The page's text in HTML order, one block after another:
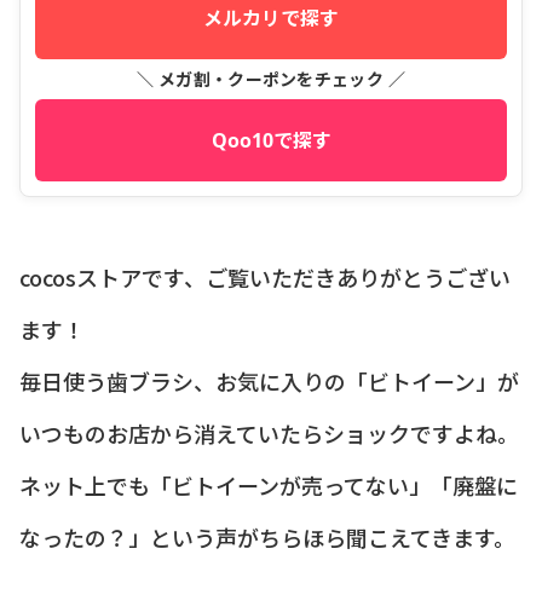
メルカリで探す
＼ メガ割・クーポンをチェック ／
Qoo10で探す
cocosストアです、ご覧いただきありがとうござい
ます！
毎日使う歯ブラシ、お気に入りの「ビトイーン」が
いつものお店から消えていたらショックですよね。
ネット上でも「ビトイーンが売ってない」「廃盤に
なったの？」という声がちらほら聞こえてきます。